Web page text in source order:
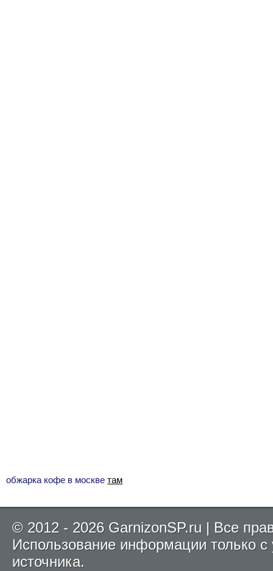
обжарка кофе в москве там
© 2012 - 2026 GarnizonSP.ru | Все
Использование информации только с
источника.